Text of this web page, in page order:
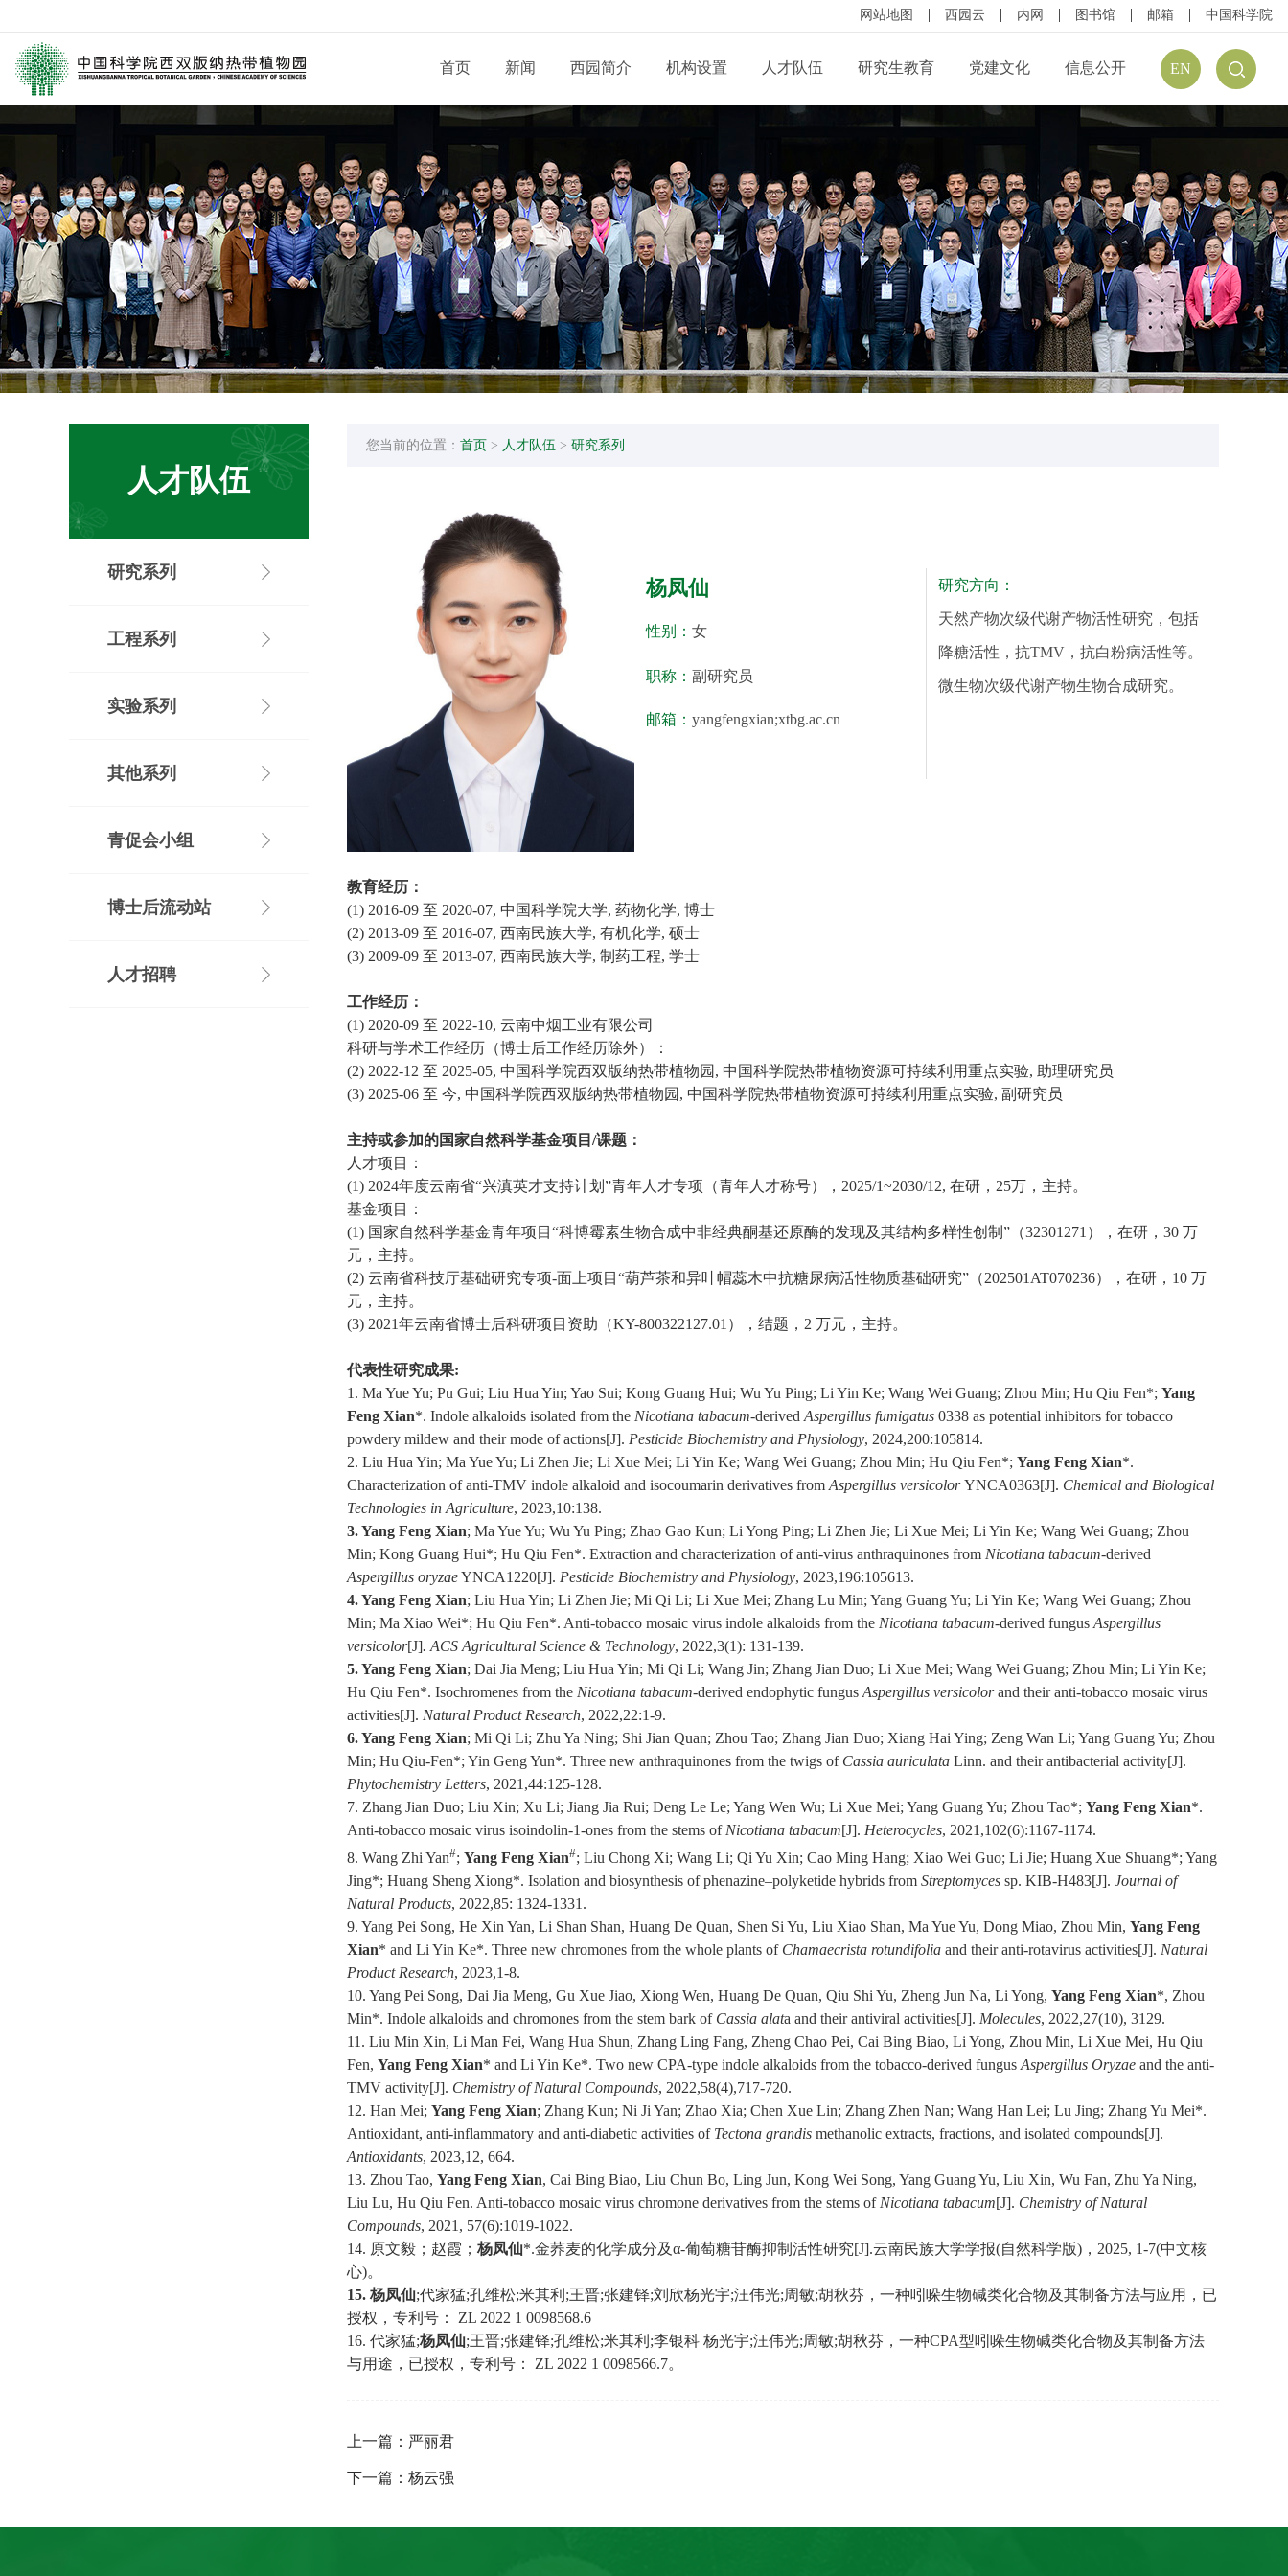
网站地图 西园云 内网 图书馆 邮箱 中国科学院
首页 新闻
要闻 西园动态
媒体关注 科研进展
园林消息 科普报道
旅游信息 通知公告
西园简介
现任领导
历任领导
学术委员会 学位委员会
西园历史 形象标识
数字园区
机构设置
科研部门 管理系统
业务机构 支撑系统
人才队伍
实验系列 其他系列
青促会小组 博士后流动站
人才招聘
研究生教育
招生信息
学位学科 导师队伍
学生工作 服务指南
联系我们
党建文化
党建动态 组织结构
廉政建设
党务公开 文化建设
党建专题 学习资源
信息公开
信息公开规定 信息公开指南
信息公开目录 预（决）算公开
依申请公开 年度报告
联系方式
EN
人才队伍
研究系列
工程系列
实验系列
其他系列
青促会小组
博士后流动站
人才招聘
您当前的位置： 首页 > 人才队伍 > 研究系列
杨凤仙
性别： 女
职称： 副研究员
邮箱： yangfengxian;xtbg.ac.cn
研究方向：
天然产物次级代谢产物活性研究，包括
降糖活性，抗TMV，抗白粉病活性等。
微生物次级代谢产物生物合成研究。
教育经历：
(1) 2016-09 至 2020-07, 中国科学院大学, 药物化学, 博士
(2) 2013-09 至 2016-07, 西南民族大学, 有机化学, 硕士
(3) 2009-09 至 2013-07, 西南民族大学, 制药工程, 学士
工作经历：
(1) 2020-09 至 2022-10, 云南中烟工业有限公司
科研与学术工作经历（博士后工作经历除外）：
(2) 2022-12 至 2025-05, 中国科学院西双版纳热带植物园 , 中国科学院热带植物资源可持续利用重点实验, 助理研究员
(3) 2025-06 至 今, 中国科学院西双版纳热带植物园 , 中国科学院热带植物资源可持续利用重点实验, 副研究员
主持或参加的国家自然科学基金项目 /课题：
人才项目：
(1) 2024年度云南省“兴滇英才支持计划 ”青年人才专项（青年人才称号）， 2025/1~2030/12, 在研， 25万，主持。
基金项目：
(1) 国家自然科学基金青年项目 “科博霉素生物合成中非经典酮基还原酶的发现及其结构多样性创制 ” （32301271 ），在研， 30 万
元，主持。
(2) 云南省科技厅基础研究专项-面上项目 “葫芦茶和异叶帽蕊木中抗糖尿病活性物质基础研究” （202501AT070236），在研， 10 万
元，主持。
(3) 2021年云南省博士后科研项目资助（KY-800322127.01 ），结题， 2 万元，主持。
代表性研究成果:
1. Ma Yue Yu; Pu Gui; Liu Hua Yin; Yao Sui; Kong Guang Hui; Wu Yu Ping; Li Yin Ke; Wang Wei Guang; Zhou Min; Hu Qiu Fen*; Yang
Feng Xian*. Indole alkaloids isolated from the Nicotiana tabacum-derived Aspergillus fumigatus 0338 as potential inhibitors for tobacco
powdery mildew and their mode of actions[J]. Pesticide Biochemistry and Physiology, 2024,200:105814.
2. Liu Hua Yin; Ma Yue Yu; Li Zhen Jie; Li Xue Mei; Li Yin Ke; Wang Wei Guang; Zhou Min; Hu Qiu Fen*; Yang Feng Xian*.
Characterization of anti-TMV indole alkaloid and isocoumarin derivatives from Aspergillus versicolorYNCA0363[J]. Chemical and Biological
Technologies in Agriculture, 2023,10:138.
3. Yang Feng Xian; Ma Yue Yu; Wu Yu Ping; Zhao Gao Kun; Li Yong Ping; Li Zhen Jie; Li Xue Mei; Li Yin Ke; Wang Wei Guang; Zhou
Min; Kong Guang Hui*; Hu Qiu Fen*. Extraction and characterization of anti-virus anthraquinones from Nicotiana tabacum-derived
Aspergillus oryzaeYNCA1220[J]. Pesticide Biochemistry and Physiology, 2023,196:105613.
4. Yang Feng Xian; Liu Hua Yin; Li Zhen Jie; Mi Qi Li; Li Xue Mei; Zhang Lu Min; Yang Guang Yu; Li Yin Ke; Wang Wei Guang; Zhou
Min; Ma Xiao Wei*; Hu Qiu Fen*. Anti-tobacco mosaic virus indole alkaloids from the Nicotiana tabacum-derived fungus Aspergillus
versicolor[J]. ACS Agricultural Science & Technology, 2022,3(1): 131-139.
5. Yang Feng Xian; Dai Jia Meng; Liu Hua Yin; Mi Qi Li; Wang Jin; Zhang Jian Duo; Li Xue Mei; Wang Wei Guang; Zhou Min; Li Yin Ke;
Hu Qiu Fen*. Isochromenes from the Nicotiana tabacum-derived endophytic fungus Aspergillus versicolorand their anti-tobacco mosaic virus
activities[J]. Natural Product Research, 2022,22:1-9.
6. Yang Feng Xian; Mi Qi Li; Zhu Ya Ning; Shi Jian Quan; Zhou Tao; Zhang Jian Duo; Xiang Hai Ying; Zeng Wan Li; Yang Guang Yu; Zhou
Min; Hu Qiu-Fen*; Yin Geng Yun*. Three new anthraquinones from the twigs of Cassia auriculata Linn. and their antibacterial activity[J].
Phytochemistry Letters, 2021,44:125-128.
7. Zhang Jian Duo; Liu Xin; Xu Li; Jiang Jia Rui; Deng Le Le; Yang Wen Wu; Li Xue Mei; Yang Guang Yu; Zhou Tao*; Yang Feng Xian*.
Anti-tobacco mosaic virus isoindolin-1-ones from the stems of Nicotiana tabacum[J]. Heterocycles, 2021,102(6):1167-1174.
8. Wang Zhi Yan#; Yang Feng Xian#; Liu Chong Xi; Wang Li; Qi Yu Xin; Cao Ming Hang; Xiao Wei Guo; Li Jie; Huang Xue Shuang*; Yang
Jing*; Huang Sheng Xiong*. Isolation and biosynthesis of phenazine–polyketide hybrids from Streptomyces sp. KIB-H483[J]. Journal of
Natural Products, 2022,85: 1324-1331.
9. Yang Pei Song, He Xin Yan, Li Shan Shan, Huang De Quan, Shen Si Yu, Liu Xiao Shan, Ma Yue Yu, Dong Miao, Zhou Min, Yang Feng
Xian* and Li Yin Ke*. Three new chromones from the whole plants ofChamaecrista rotundifolia and their anti-rotavirus activities[J]. Natural
Product Research, 2023,1-8.
10. Yang Pei Song, Dai Jia Meng, Gu Xue Jiao, Xiong Wen, Huang De Quan, Qiu Shi Yu, Zheng Jun Na, Li Yong, Yang Feng Xian*, Zhou
Min*. Indole alkaloids and chromones from the stem bark of Cassia alata and their antiviral activities[J]. Molecules, 2022,27(10), 3129.
11. Liu Min Xin, Li Man Fei, Wang Hua Shun, Zhang Ling Fang, Zheng Chao Pei, Cai Bing Biao, Li Yong, Zhou Min, Li Xue Mei, Hu Qiu
Fen, Yang Feng Xian* and Li Yin Ke*. Two new CPA-type indole alkaloids from the tobacco-derived fungus Aspergillus Oryzae and the anti-
TMV activity[J]. Chemistry of Natural Compounds, 2022,58(4),717-720.
12. Han Mei; Yang Feng Xian; Zhang Kun; Ni Ji Yan; Zhao Xia; Chen Xue Lin; Zhang Zhen Nan; Wang Han Lei; Lu Jing; Zhang Yu Mei*.
Antioxidant, anti-inflammatory and anti-diabetic activities of Tectona grandis methanolic extracts, fractions, and isolated compounds[J].
Antioxidants, 2023,12, 664.
13. Zhou Tao, Yang Feng Xian, Cai Bing Biao, Liu Chun Bo, Ling Jun, Kong Wei Song, Yang Guang Yu, Liu Xin, Wu Fan, Zhu Ya Ning,
Liu Lu, Hu Qiu Fen. Anti-tobacco mosaic virus chromone derivatives from the stems of Nicotiana tabacum[J]. Chemistry of Natural
Compounds, 2021, 57(6):1019-1022.
14. 原文毅；赵霞； 杨凤仙*.金荞麦的化学成分及α-葡萄糖苷酶抑制活性研究[J].云南民族大学学报(自然科学版) ， 2025, 1-7(中文核
心)。
15. 杨凤仙;代家猛;孔维松;米其利 ;王晋;张建铎;刘欣杨光宇;汪伟光;周敏;胡秋芬，一种吲哚生物碱类化合物及其制备方法与应用，已
授权，专利号：
ZL 2022 1 0098568.6
16. 代家猛;杨凤仙;王晋;张建铎;孔维松;米其利 ;李银科 杨光宇;汪伟光;周敏;胡秋芬，一种CPA型吲哚生物碱类化合物及其制备方法
与用途，已授权，专利号：
ZL 2022 1 0098566.7。
上一篇：严丽君
下一篇：杨云强